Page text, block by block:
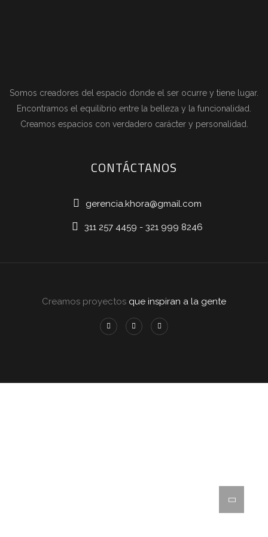
Somos creadores del espacio donde el ser ocurre y tiene lugar.
Encontramos el equilibrio entre la belleza y la funcionalidad.
Creamos espacios con verdadero carácter y personalidad.
CONTÁCTANOS
gerencia.khora@gmail.com
311 257 4459 - 321 999 8246
Creamos proyectos que inspiran a la gente